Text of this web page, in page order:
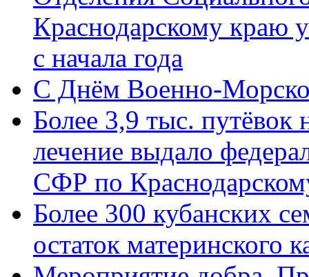
Краснодарскому краю
с начала года
C Днём Военно-
Более 3,9 тыс. путёвок
лечение выдало
СФР по
Более 300 кубанских
остаток материнского